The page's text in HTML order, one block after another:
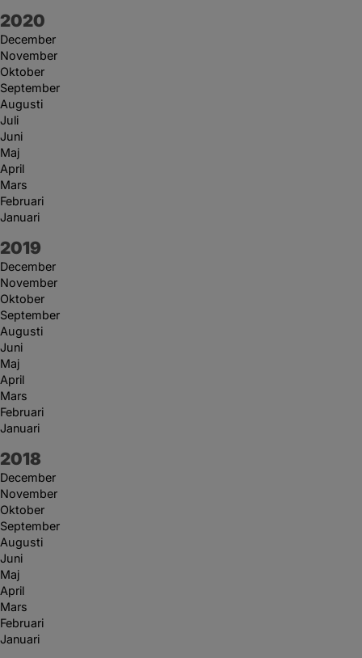
År:
2020
December
November
Oktober
September
Augusti
Juli
Juni
Maj
April
Mars
Februari
Januari
År:
2019
December
November
Oktober
September
Augusti
Juni
Maj
April
Mars
Februari
Januari
År:
2018
December
November
Oktober
September
Augusti
Juni
Maj
April
Mars
Februari
Januari